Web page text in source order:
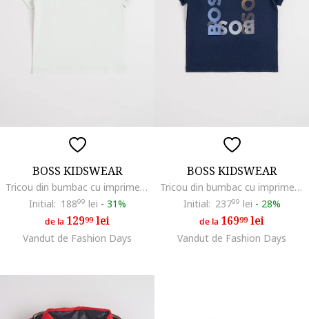
BOSS KIDSWEAR
Tricou din bumbac cu imprimeu logo si detaliu cu capse, Verde pal
Initial: 18899 lei - 31%
de la 12999lei
Vandut de Fashion Days
BOSS KIDSWEAR
Tricou din bumbac cu imprimeu logo si detaliu cu capse, Kaki/Bleumarin
Initial: 23799 lei - 28%
de la 16999lei
Vandut de Fashion Days